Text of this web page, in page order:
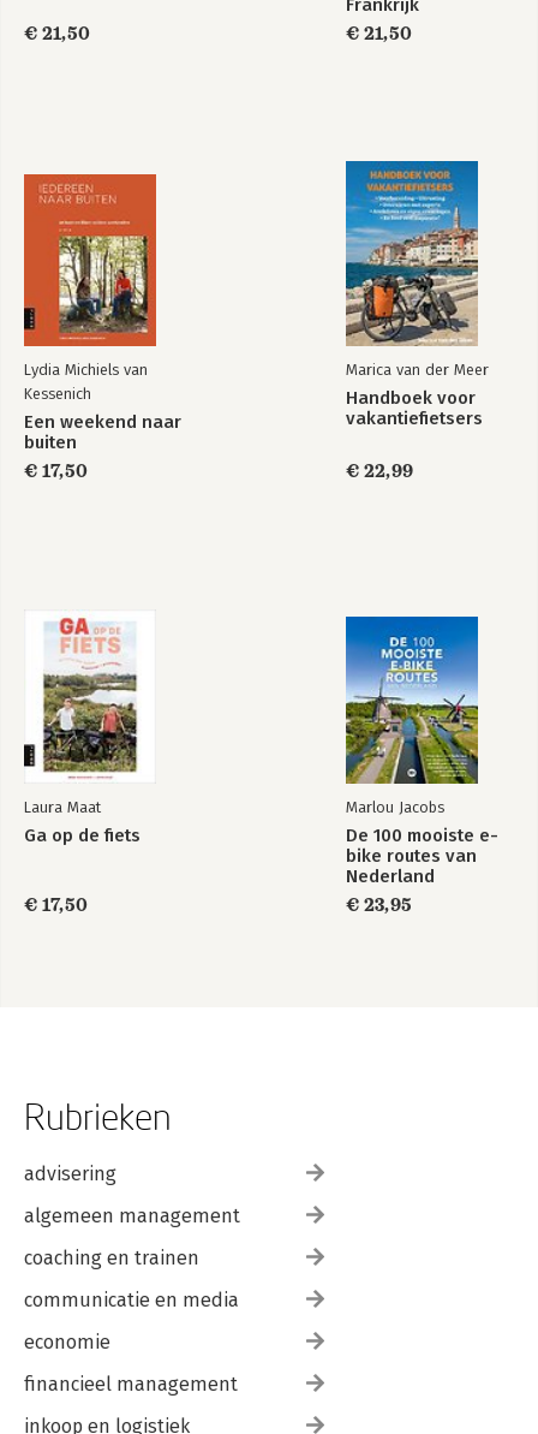
€ 21,50
Frankrijk
€ 21,50
Lydia Michiels van
Kessenich
Een weekend naar
buiten
€ 17,50
Marica van der Meer
Handboek voor
vakantiefietsers
€ 22,99
Laura Maat
Ga op de fiets
€ 17,50
Marlou Jacobs
De 100 mooiste e-
bike routes van
Nederland
€ 23,95
Rubrieken
advisering
algemeen management
coaching en trainen
communicatie en media
economie
financieel management
inkoop en logistiek